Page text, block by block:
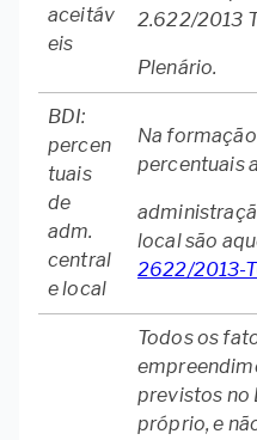
aceitáv
eis
2.622/2013
Plenário.
BDI:
percen
tuais
de
adm.
central
e local
Na
percentuais
local são
2622/2013-
Todos os
previstos no
próprio, e